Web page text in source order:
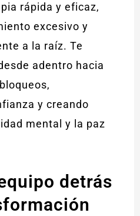
rápida y eficaz,
excesivo y
a la raíz. Te
adentro hacia
y creando
mental y la paz
detrás